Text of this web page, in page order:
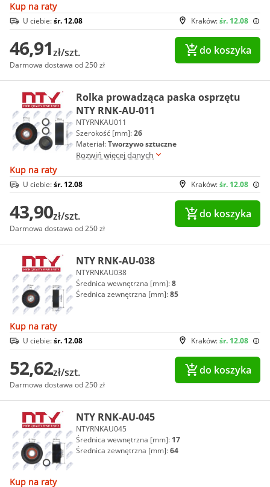
Kup na raty
Kraków:śr. 12.08
U ciebie:śr. 12.08
46,91zł/szt.
Darmowa dostawa od 250 zł
do koszyka
Rolka prowadząca paska osprzętu
NTY RNK-AU-011
NTYRNKAU011
Szerokość [mm]:26
Materiał:Tworzywo sztuczne
Rozwiń więcej danych
Kup na raty
Kraków:śr. 12.08
U ciebie:śr. 12.08
43,90zł/szt.
Darmowa dostawa od 250 zł
do koszyka
NTY RNK-AU-038
NTYRNKAU038
Średnica wewnętrzna [mm]:8
Średnica zewnętrzna [mm]:85
Kup na raty
Kraków:śr. 12.08
U ciebie:śr. 12.08
52,62zł/szt.
Darmowa dostawa od 250 zł
do koszyka
NTY RNK-AU-045
NTYRNKAU045
Średnica wewnętrzna [mm]: 17
Średnica zewnętrzna [mm]:64
Kup na raty